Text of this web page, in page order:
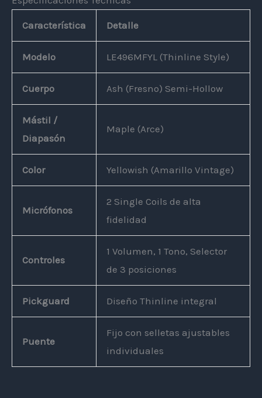
Característica Detalle
Modelo LE496MFYL (Thinline Style)
Cuerpo Ash (Fresno) Semi-Hollow
Mástil /
Diapasón
Maple (Arce)
Color Yellowish (Amarillo Vintage)
Micrófonos
2 Single Coils de alta
fidelidad
Controles
1 Volumen, 1 Tono, Selector
de 3 posiciones
Pickguard Diseño Thinline integral
Puente
Fijo con selletas ajustables
individuales